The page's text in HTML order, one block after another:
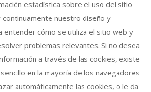
estadística sobre el uso del sitio
nuestro diseño y
entender cómo se utiliza el sitio web y
problemas relevantes. Si no desea
a través de las cookies, existe
en la mayoría de los navegadores
automáticamente las cookies, o le da